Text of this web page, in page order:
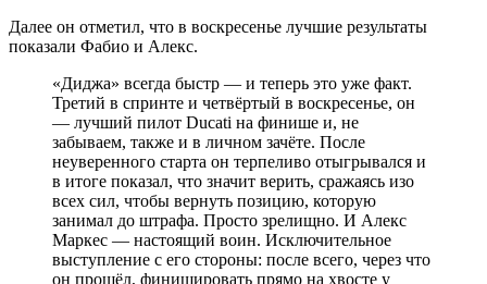
Далее он отметил, что в воскресенье лучшие результаты
показали Фабио и Алекс.
«Диджа» всегда быстр — и теперь это уже факт.
Третий в спринте и четвёртый в воскресенье, он
— лучший пилот Ducati на финише и, не
забываем, также и в личном зачёте. После
неуверенного старта он терпеливо отыгрывался и
в итоге показал, что значит верить, сражаясь изо
всех сил, чтобы вернуть позицию, которую
занимал до штрафа. Просто зрелищно. И Алекс
Маркес — настоящий воин. Исключительное
выступление с его стороны: после всего, через что
он прошёл, финишировать прямо на хвосте у